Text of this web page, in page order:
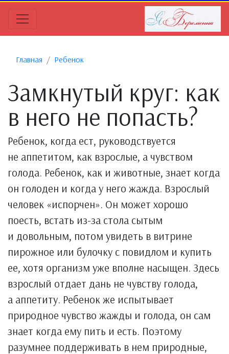
Главная Ребенок
Замкнутый круг: как
в него не попасть?
Ребенок, когда ест, руководствуется
не аппетитом, как взрослые, а чувством
голода. Ребенок, как и животные, знает когда
он голоден и когда у него жажда. Взрослый
человек «испорчен». Он может хорошо
поесть, встать из-за стола сытым
и довольным, потом увидеть в витрине
пирожное или булочку с повидлом и купить
ее, хотя организм уже вполне насыщен. Здесь
взрослый отдает дань не чувству голода,
а аппетиту. Ребенок же испытывает
природное чувство жажды и голода, он сам
знает когда ему пить и есть. Поэтому
разумнее поддерживать в нем природные,